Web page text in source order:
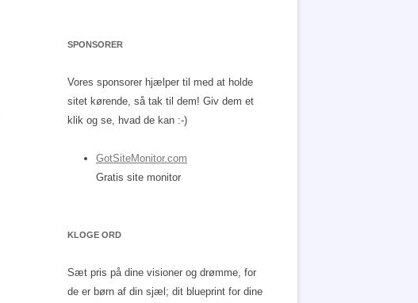
SPONSORER
Vores sponsorer hjælper til med at holde
sitet kørende, så tak til dem! Giv dem et
klik og se, hvad de kan :-)
GotSiteMonitor.com
Gratis site monitor
KLOGE ORD
Sæt pris på dine visioner og drømme, for
de er børn af din sjæl; dit blueprint for dine